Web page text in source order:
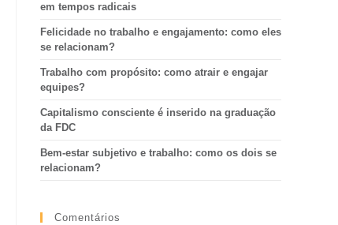
em tempos radicais
Felicidade no trabalho e engajamento: como eles
se relacionam?
Trabalho com propósito: como atrair e engajar
equipes?
Capitalismo consciente é inserido na graduação
da FDC
Bem-estar subjetivo e trabalho: como os dois se
relacionam?
Comentários